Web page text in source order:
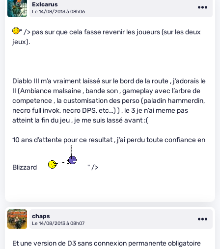
ExIcarus
Le 14/08/2013 à 08h06
" /> pas sur que cela fasse revenir les joueurs (sur les deux
jeux).
Diablo III m’a vraiment laissé sur le bord de la route , j’adorais le
II (Ambiance malsaine , bande son , gameplay avec l’arbre de
competence , la customisation des perso (paladin hammerdin,
necro full invok, necro DPS, etc…) ) , le 3 je n’ai meme pas
atteint la fin du jeu , je me suis lassé avant :(
10 ans d’attente pour ce resultat , j’ai perdu toute confiance en
Blizzard " />
chaps
Le 14/08/2013 à 08h07
Et une version de D3 sans connexion permanente obligatoire